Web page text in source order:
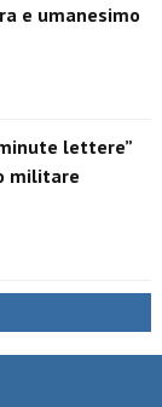
e umanesimo
lettere”
militare